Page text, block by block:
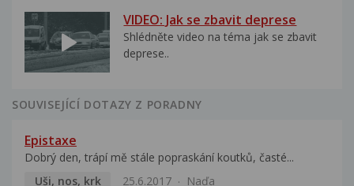
VIDEO: Jak se zbavit deprese
Shlédněte video na téma jak se zbavit
deprese..
SOUVISEJÍCÍ DOTAZY Z PORADNY
Epistaxe
Dobrý den, trápí mě stále popraskání koutků, časté...
Uši, nos, krk
25.6.2017 Naďa